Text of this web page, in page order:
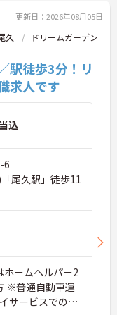
更新日：2026年08月05日
久
ドリームガーデン
駅徒歩3分！リ
求人です
込
6
尾久駅」徒歩11
ームヘルパー2
※普通自動車運
サービスでの経